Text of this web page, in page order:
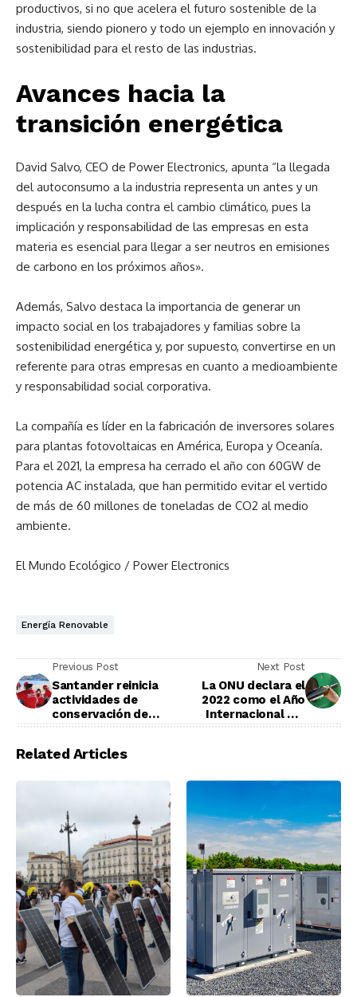
productivos, si no que acelera el futuro sostenible de la
industria, siendo pionero y todo un ejemplo en innovación y
sostenibilidad para el resto de las industrias.
Avances hacia la
transición energética
David Salvo, CEO de Power Electronics, apunta “la llegada
del autoconsumo a la industria representa un antes y un
después en la lucha contra el cambio climático, pues la
implicación y responsabilidad de las empresas en esta
materia es esencial para llegar a ser neutros en emisiones
de carbono en los próximos años».
Además, Salvo destaca la importancia de generar un
impacto social en los trabajadores y familias sobre la
sostenibilidad energética y, por supuesto, convertirse en un
referente para otras empresas en cuanto a medioambiente
y responsabilidad social corporativa.
La compañía es líder en la fabricación de inversores solares
para plantas fotovoltaicas en América, Europa y Oceanía.
Para el 2021, la empresa ha cerrado el año con 60GW de
potencia AC instalada, que han permitido evitar el vertido
de más de 60 millones de toneladas de CO2 al medio
ambiente.
El Mundo Ecológico / Power Electronics
Energía Renovable
Previous Post
Santander reinicia
actividades de
conservación de
Next Post
La ONU declara el
2022 como el Año
Internacional del
Related Articles